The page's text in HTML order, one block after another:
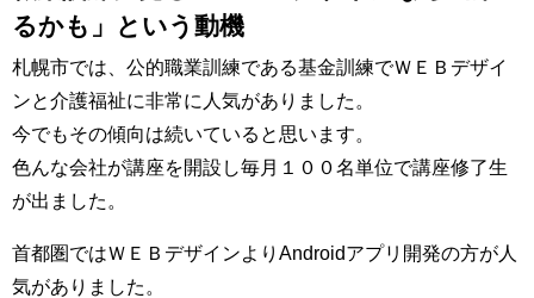
るかも」という動機
札幌市では、公的職業訓練である基金訓練でＷＥＢデザイ
ンと介護福祉に非常に人気がありました。
今でもその傾向は続いていると思います。
色んな会社が講座を開設し毎月１００名単位で講座修了生
が出ました。
首都圏ではＷＥＢデザインよりAndroidアプリ開発の方が人
気がありました。